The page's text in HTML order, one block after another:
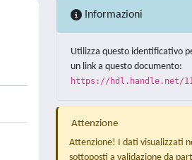
Informazioni
Utilizza questo identificativo
un link a questo documento:
https://hdl.handle.net/
Attenzione
Attenzione! I dati visualizzati
sottoposti a validazione da